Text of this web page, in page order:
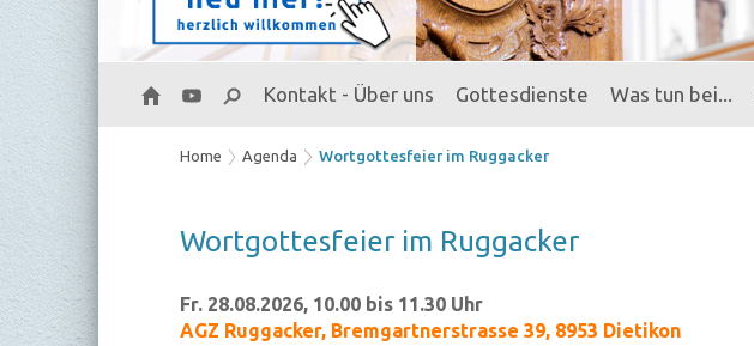
Kontakt - Über uns Gottesdienste Was tun bei...
Home Agenda Wortgottesfeier im Ruggacker
Wort­got­tes­fei­er im Rug­ga­cker
Fr. 28.08.2026, 10.00 bis 11.30 Uhr
AGZ Ruggacker, Bremgartnerstrasse 39, 8953 Dietikon